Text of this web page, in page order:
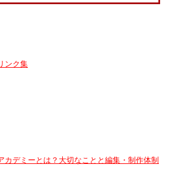
ンク集
カデミーとは？大切なことと編集・制作体制